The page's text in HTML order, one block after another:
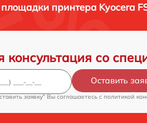
принтера Kyocera
консультация со
Оставить
заявку" Вы соглашаетесь c политикой